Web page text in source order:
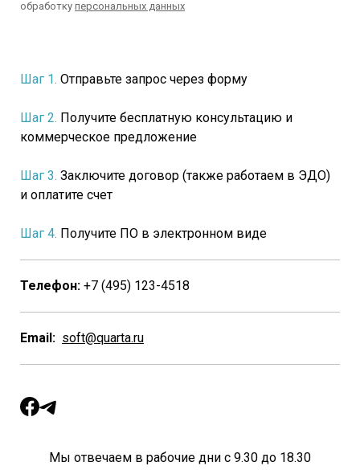
Шаг 1. Отправьте запрос через форму
Шаг 2. Получите бесплатную консультацию и
коммерческое предложение
Шаг 3. Заключите договор (также работаем в ЭДО)
и оплатите счет
Шаг 4. Получите ПО в электронном виде
Телефон: +7 (495) 123-4518
Email: soft@quarta.ru
Мы отвечаем в рабочие дни с 9.30 до 18.30
обработку персональных данных